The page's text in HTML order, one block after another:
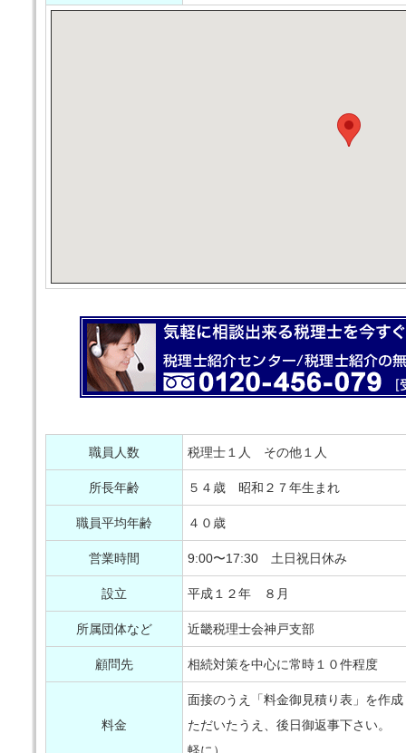
職員人数 税理士１人 その他１人
所長年齢 ５４歳 昭和２７年生まれ
職員平均年齢 ４０歳
営業時間 9:00〜17:30 土日祝日休み
設立 平成１２年 ８月
所属団体など 近畿税理士会神戸支部
顧問先 相続対策を中心に常時１０件程度
料金
面接のうえ「料金御見積り表」を作
ただいたうえ、後日御返事下さい